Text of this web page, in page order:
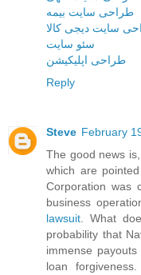
طراحی سایت بیمه
سایت دیجی کالا
سئو سایت
طراحی اپلیکیشن
Reply
Steve February
The good news
which are
Corporation was
business
lawsuit. What
probability that
immense
loan